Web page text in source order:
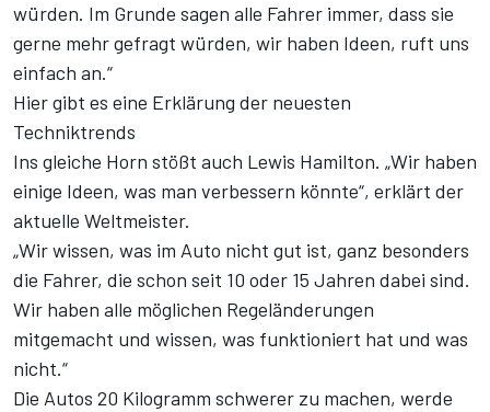
würden. Im Grunde sagen alle Fahrer immer, dass sie
gerne mehr gefragt würden, wir haben Ideen, ruft uns
einfach an.“
Hier gibt es eine Erklärung der neuesten
Techniktrends
Ins gleiche Horn stößt auch Lewis Hamilton. „Wir haben
einige Ideen, was man verbessern könnte“, erklärt der
aktuelle Weltmeister.
„Wir wissen, was im Auto nicht gut ist, ganz besonders
die Fahrer, die schon seit 10 oder 15 Jahren dabei sind.
Wir haben alle möglichen Regeländerungen
mitgemacht und wissen, was funktioniert hat und was
nicht.“
Die Autos 20 Kilogramm schwerer zu machen, werde